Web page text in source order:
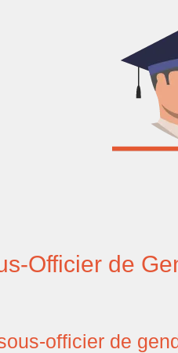
Officier de
officier de